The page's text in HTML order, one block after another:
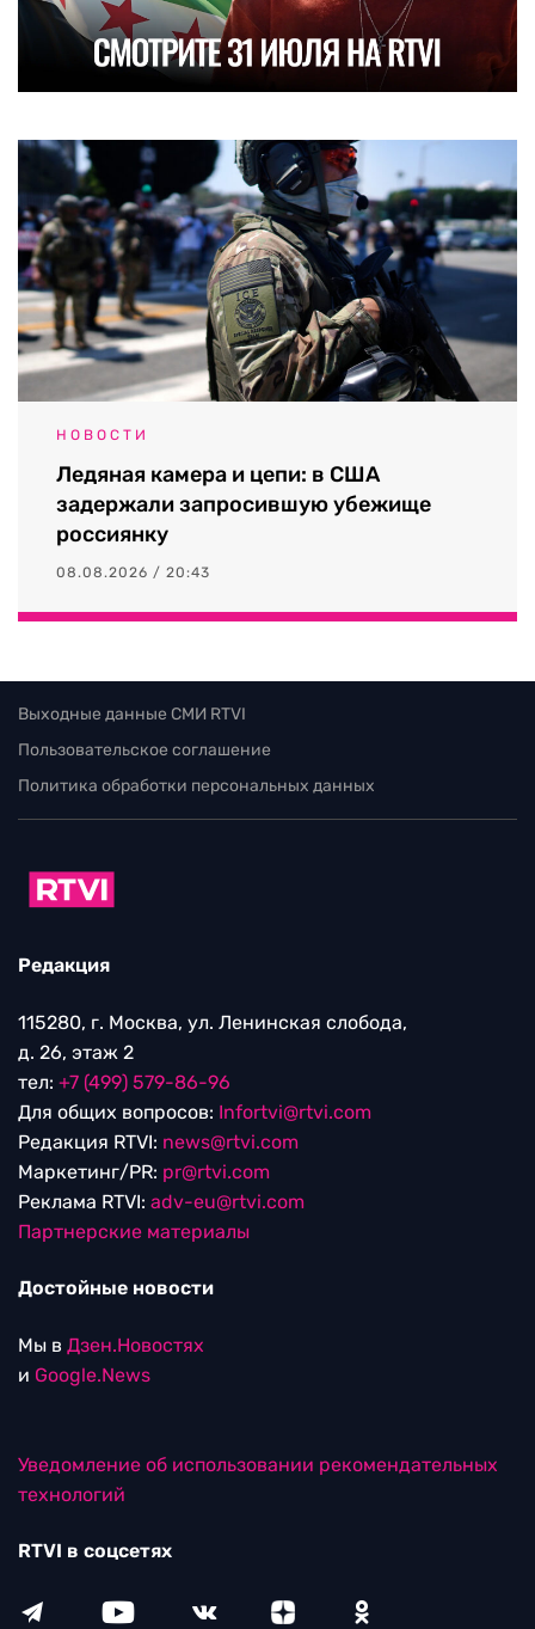
НОВОСТИ
Ледяная камера и цепи: в США
задержали запросившую убежище
россиянку
08.08.2026 / 20:43
Выходные данные СМИ RTVI
Пользовательское соглашение
Политика обработки персональных данных
Редакция
115280, г. Москва, ул. Ленинская слобода,
д. 26, этаж 2
тел: +7 (499) 579-86-96
Для общих вопросов: Infortvi@rtvi.com
Редакция RTVI: news@rtvi.com
Маркетинг/PR: pr@rtvi.com
Реклама RTVI: adv-eu@rtvi.com
Партнерские материалы
Достойные новости
Мы в Дзен.Новостях
и Google.News
Уведомление об использовании рекомендательных
технологий
RTVI в соцсетях